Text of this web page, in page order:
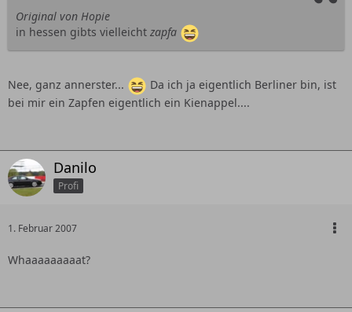
Original von Hopie
in hessen gibts vielleicht zapfa
Nee, ganz annerster...
Da ich ja eigentlich Berliner bin, ist
bei mir ein Zapfen eigentlich ein Kienappel....
Danilo
Profi
1. Februar 2007
Whaaaaaaaaat?